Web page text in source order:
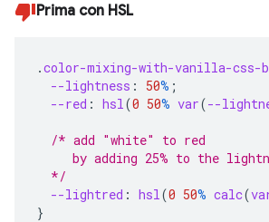
Prima con HSL
.color-mixing-with-vanilla-css-
--lightness : 50% ;
--red : hsl(0 50% var(--
/* add "white" to red
by adding 25% to the
  */
--lightred : hsl(0 50% calc(
}